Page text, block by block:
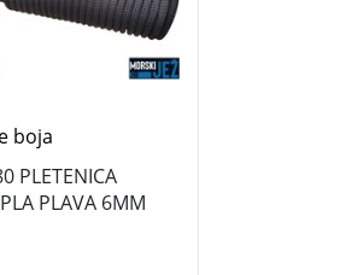
boja
PLETENICA
PLAVA 6MM